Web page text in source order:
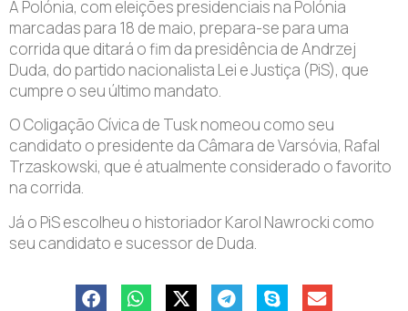
A Polónia, com eleições presidenciais na Polónia
marcadas para 18 de maio, prepara-se para uma
corrida que ditará o fim da presidência de Andrzej
Duda, do partido nacionalista Lei e Justiça (PiS), que
cumpre o seu último mandato.
O Coligação Cívica de Tusk nomeou como seu
candidato o presidente da Câmara de Varsóvia, Rafal
Trzaskowski, que é atualmente considerado o favorito
na corrida.
Já o PiS escolheu o historiador Karol Nawrocki como
seu candidato e sucessor de Duda.